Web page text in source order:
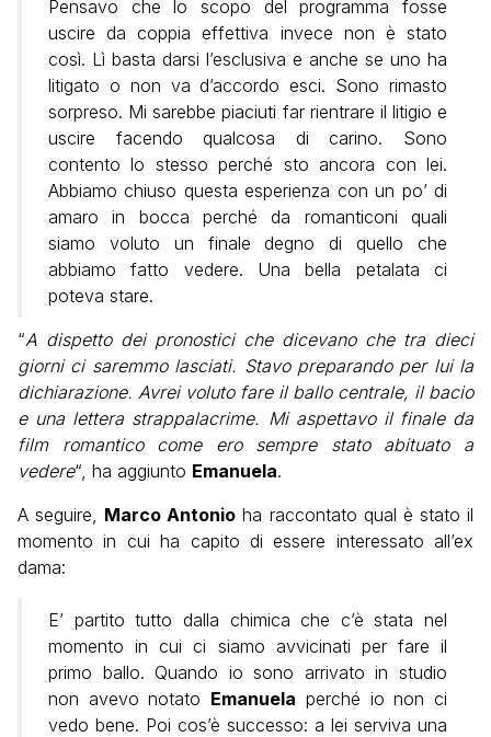
Pensavo che lo scopo del programma fosse
uscire da coppia effettiva invece non è stato
così. Lì basta darsi l’esclusiva e anche se uno ha
litigato o non va d’accordo esci. Sono rimasto
sorpreso. Mi sarebbe piaciuti far rientrare il litigio e
uscire facendo qualcosa di carino. Sono
contento lo stesso perché sto ancora con lei.
Abbiamo chiuso questa esperienza con un po’ di
amaro in bocca perché da romanticoni quali
siamo voluto un finale degno di quello che
abbiamo fatto vedere. Una bella petalata ci
poteva stare.
“A dispetto dei pronostici che dicevano che tra dieci
giorni ci saremmo lasciati. Stavo preparando per lui la
dichiarazione. Avrei voluto fare il ballo centrale, il bacio
e una lettera strappalacrime. Mi aspettavo il finale da
film romantico come ero sempre stato abituato a
vedere“, ha aggiunto Emanuela.
A seguire, Marco Antonio ha raccontato qual è stato il
momento in cui ha capito di essere interessato all’ex
dama:
E’ partito tutto dalla chimica che c’è stata nel
momento in cui ci siamo avvicinati per fare il
primo ballo. Quando io sono arrivato in studio
non avevo notato Emanuela perché io non ci
vedo bene. Poi cos’è successo: a lei serviva una